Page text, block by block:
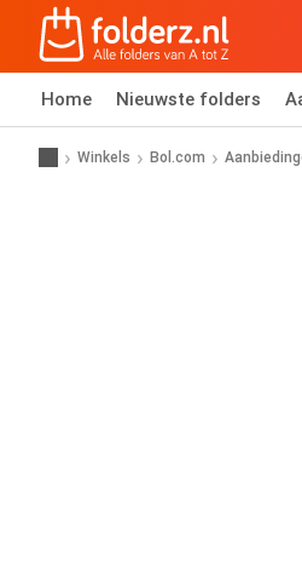
Home Nieuwste folders
Winkels Bol.com